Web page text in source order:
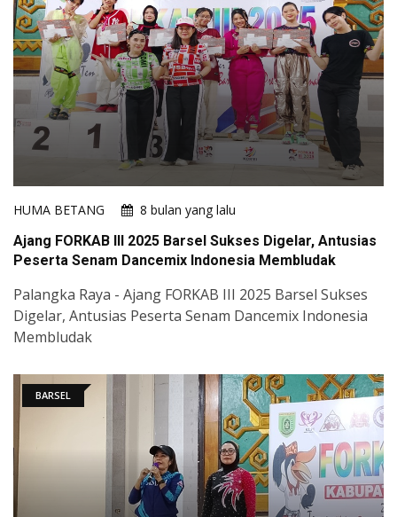
HUMA BETANG
8 bulan yang lalu
Ajang FORKAB III 2025 Barsel Sukses Digelar, Antusias
Peserta Senam Dancemix Indonesia Membludak
Palangka Raya - Ajang FORKAB III 2025 Barsel Sukses
Digelar, Antusias Peserta Senam Dancemix Indonesia
Membludak
BARSEL